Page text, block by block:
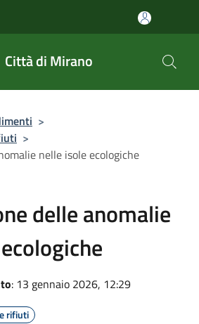
Città di Mirano
>
>
nelle isole ecologiche
delle anomalie
: 13 gennaio 2026, 12:29
rifiuti